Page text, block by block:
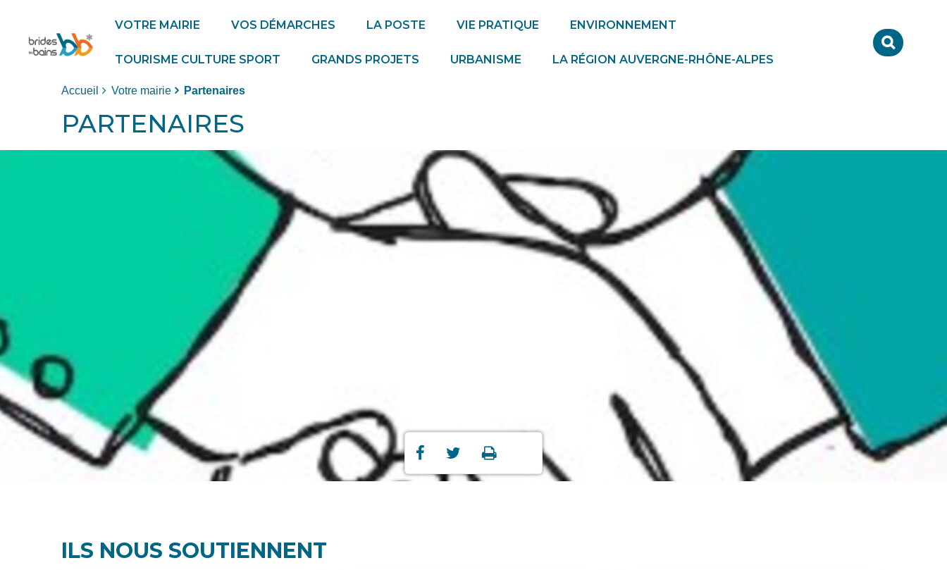
VOTRE MAIRIE VOS DÉMARCHES LA POSTE VIE PRATIQUE ENVIRONNEMENT
TOURISME CULTURE SPORT GRANDS PROJETS URBANISME LA RÉGION AUVERGNE-RHÔNE-ALPES
de
Accueil Votre mairie Partenaires
PARTENAIRES

Partager
sur

Partager
sur
Imprimer
ILS NOUS SOUTIENNENT